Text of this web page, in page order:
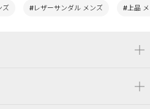
ズ #レザーサンダル メンズ #上品